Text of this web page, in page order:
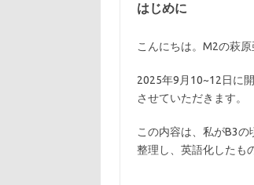
はじめに
こんにちは。M2の萩原
2025年9月10~12日に
させていただきます。
この内容は、私がB3の
整理し、英語化したも